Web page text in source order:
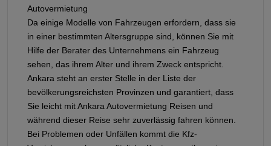
Autovermietung
Da einige Modelle von Fahrzeugen erfordern, dass sie
in einer bestimmten Altersgruppe sind, können Sie mit
Hilfe der Berater des Unternehmens ein Fahrzeug
sehen, das ihrem Alter und ihrem Zweck entspricht.
Ankara steht an erster Stelle in der Liste der
bevölkerungsreichsten Provinzen und garantiert, dass
Sie leicht mit Ankara Autovermietung Reisen und
während dieser Reise sehr zuverlässig fahren können.
Bei Problemen oder Unfällen kommt die Kfz-